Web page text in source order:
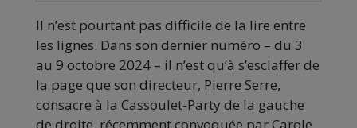
Il n’est pourtant pas difficile de la lire entre
les lignes. Dans son dernier numéro – du 3
au 9 octobre 2024 – il n’est qu’à s’esclaffer de
la page que son directeur, Pierre Serre,
consacre à la Cassoulet-Party de la gauche